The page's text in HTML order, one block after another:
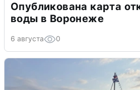
Опубликована карта
воды в Воронеже
6 августа 0